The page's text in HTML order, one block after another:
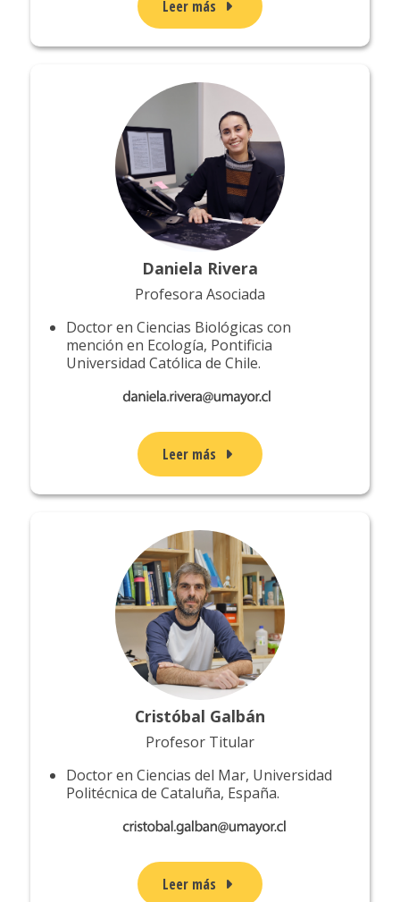
Leer más
Daniela Rivera
Profesora Asociada
Doctor en Ciencias Biológicas con
mención en Ecología, Pontificia
Universidad Católica de Chile.
Leer más
Cristóbal Galbán
Profesor Titular
Doctor en Ciencias del Mar, Universidad
Politécnica de Cataluña, España.
Leer más